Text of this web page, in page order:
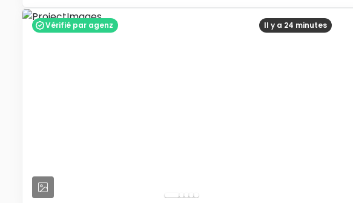
Il y a 24 minutes
Vérifié par agenz